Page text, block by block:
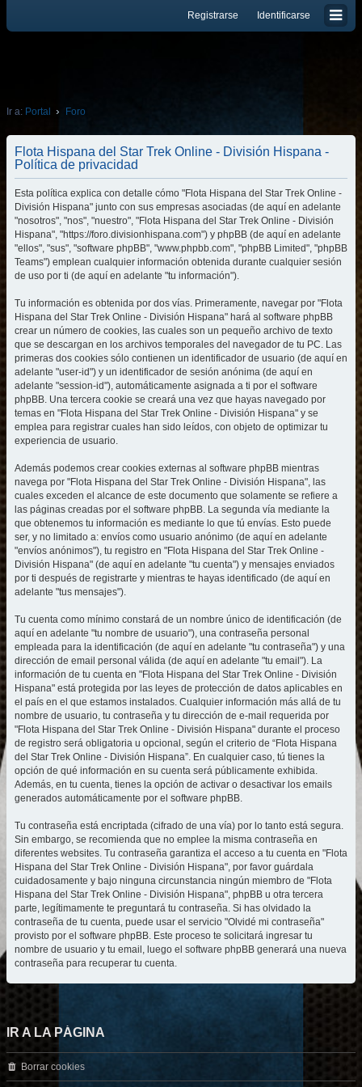
Identificarse
Registrarse
Ir a: Portal Foro
Flota Hispana del Star Trek Online - División Hispana -
Política de privacidad
Esta política explica con detalle cómo "Flota Hispana del Star Trek Online -
División Hispana" junto con sus empresas asociadas (de aquí en adelante
"nosotros", "nos", "nuestro", "Flota Hispana del Star Trek Online - División
Hispana", "https://foro.divisionhispana.com") y phpBB (de aquí en adelante
"ellos", "sus", "software phpBB", "www.phpbb.com", "phpBB Limited", "phpBB
Teams") emplean cualquier información obtenida durante cualquier sesión
de uso por ti (de aquí en adelante "tu información").
Tu información es obtenida por dos vías. Primeramente, navegar por "Flota
Hispana del Star Trek Online - División Hispana" hará al software phpBB
crear un número de cookies, las cuales son un pequeño archivo de texto
que se descargan en los archivos temporales del navegador de tu PC. Las
primeras dos cookies sólo contienen un identificador de usuario (de aquí en
adelante "user-id") y un identificador de sesión anónima (de aquí en
adelante "session-id"), automáticamente asignada a ti por el software
phpBB. Una tercera cookie se creará una vez que hayas navegado por
temas en "Flota Hispana del Star Trek Online - División Hispana" y se
emplea para registrar cuales han sido leídos, con objeto de optimizar tu
experiencia de usuario.
Además podemos crear cookies externas al software phpBB mientras
navega por "Flota Hispana del Star Trek Online - División Hispana", las
cuales exceden el alcance de este documento que solamente se refiere a
las páginas creadas por el software phpBB. La segunda vía mediante la
que obtenemos tu información es mediante lo que tú envías. Esto puede
ser, y no limitado a: envíos como usuario anónimo (de aquí en adelante
"envíos anónimos"), tu registro en "Flota Hispana del Star Trek Online -
División Hispana" (de aquí en adelante "tu cuenta") y mensajes enviados
por ti después de registrarte y mientras te hayas identificado (de aquí en
adelante "tus mensajes").
Tu cuenta como mínimo constará de un nombre único de identificación (de
aquí en adelante "tu nombre de usuario"), una contraseña personal
empleada para la identificación (de aquí en adelante "tu contraseña") y una
dirección de email personal válida (de aquí en adelante "tu email"). La
información de tu cuenta en "Flota Hispana del Star Trek Online - División
Hispana" está protegida por las leyes de protección de datos aplicables en
el país en el que estamos instalados. Cualquier información más allá de tu
nombre de usuario, tu contraseña y tu dirección de e-mail requerida por
"Flota Hispana del Star Trek Online - División Hispana" durante el proceso
de registro será obligatoria u opcional, según el criterio de “Flota Hispana
del Star Trek Online - División Hispana”. En cualquier caso, tú tienes la
opción de qué información en su cuenta será públicamente exhibida.
Además, en tu cuenta, tienes la opción de activar o desactivar los emails
generados automáticamente por el software phpBB.
Tu contraseña está encriptada (cifrado de una vía) por lo tanto está segura.
Sin embargo, se recomienda que no emplee la misma contraseña en
diferentes websites. Tu contraseña garantiza el acceso a tu cuenta en "Flota
Hispana del Star Trek Online - División Hispana", por favor guárdala
cuidadosamente y bajo ninguna circunstancia ningún miembro de "Flota
Hispana del Star Trek Online - División Hispana", phpBB u otra tercera
parte, legítimamente te preguntará tu contraseña. Si has olvidado la
contraseña de tu cuenta, puede usar el servicio "Olvidé mi contraseña"
provisto por el software phpBB. Este proceso te solicitará ingresar tu
nombre de usuario y tu email, luego el software phpBB generará una nueva
contraseña para recuperar tu cuenta.
IR A LA PÁGINA
Borrar cookies